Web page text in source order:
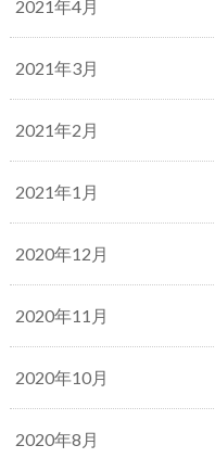
2021年4月
2021年3月
2021年2月
2021年1月
2020年12月
2020年11月
2020年10月
2020年8月